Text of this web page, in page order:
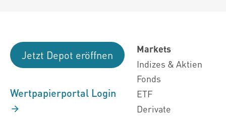
Jetzt Depot eröffnen
Wertpapierportal Login
Markets
Indizes & Aktien
Fonds
ETF
Derivate